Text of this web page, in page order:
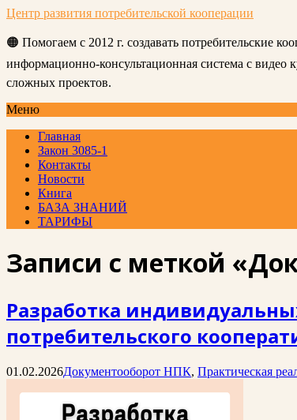
Центр развития потребительской кооперации
🟠 Помогаем с 2012 г. создавать потребительские
информационно-консультационная система с
сложных проектов.
Меню
Главная
Закон 3085-1
Контакты
Новости
Книга
БАЗА ЗНАНИЙ
ТАРИФЫ
Записи с меткой
Разработка
потребительского
01.02.2026Документооборот НПК, Практическая